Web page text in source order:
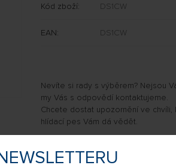
Kód zboží: DS1CW
EAN: DS1CW
Nevíte si rady s výběrem? Nejsou
my Vás s odpovědí kontaktujeme.
Chcete dostat upozornění ve chvíli,
hlídací pes Vám dá vědět.